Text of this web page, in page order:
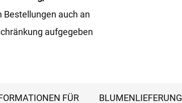
Bestellungen auch an
aufgegeben
FÜR
BLUMENLIEFERUNG